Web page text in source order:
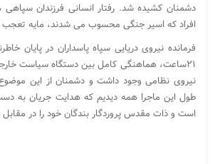
دشمنان کشیده شد. رفتار انسانی فرزندان سپاهی
افراد که اسیر جنگی محسوب می شدند، مایه
فرمانده نیروی دریایی سپاه پاسداران در پایان
۲۱ساعت، هماهنگی کامل بین دستگاه سیاست
نیروی نظامی وجود داشت و دشمنان از این
طول این ماجرا همه دیدیم که هدایت جریان به
است و ذات مقدس پروردگار بندگان خود را در